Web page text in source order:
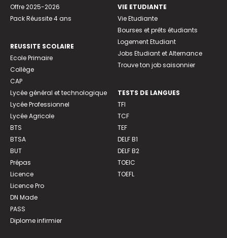
Offre 2025-2026
Pack Réussite 4 ans
REUSSITE SCOLAIRE
Ecole Primaire
Collège
CAP
Lycée général et technologique
Lycée Professionnel
Lycée Agricole
BTS
BTSA
BUT
Prépas
Licence
Licence Pro
DN Made
PASS
Diplome infirmier
VIE ETUDIANTE
Vie Etudiante
Bourses et prêts étudiants
Logement Etudiant
Jobs Etudiant et Alternance
Trouve ton job saisonnier
TESTS DE LANGUES
TFI
TCF
TEF
DELF B1
DELF B2
TOEIC
TOEFL